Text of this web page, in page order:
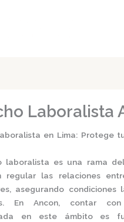
Laboralista
en Lima: Protege
laboralista es una rama
regular las relaciones
asegurando condiciones
En Ancon, contar
en este ámbito es